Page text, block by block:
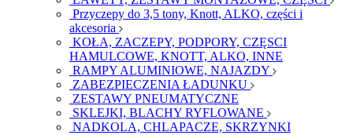
Przyczepy do 3,5 tony, Knott, ALKO, części i
akcesoria
KOŁA, ZACZEPY, PODPORY, CZĘSCI
HAMULCOWE, KNOTT, ALKO, INNE
RAMPY ALUMINIOWE, NAJAZDY
ZABEZPIECZENIA ŁADUNKU
ZESTAWY PNEUMATYCZNE
SKLEJKI, BLACHY RYFLOWANE
NADKOLA, CHLAPACZE, SKRZYNKI